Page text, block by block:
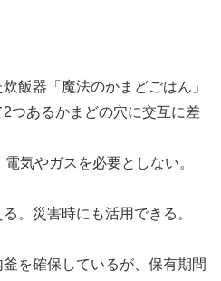
飯器「魔法のかまどごはん」
つあるかまどの穴に交互に差
気やガスを必要としない。
。災害時にも活用できる。
を確保しているが、保有期間